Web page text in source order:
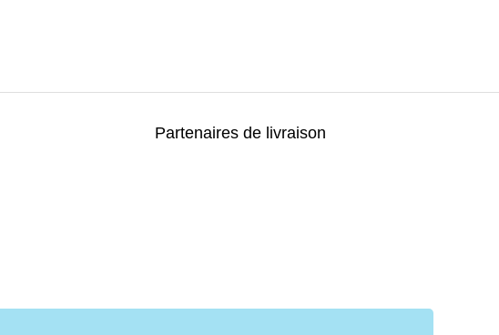
Partenaires de livraison